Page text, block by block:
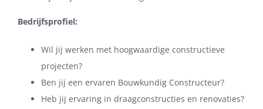
Bedrijfsprofiel:
Wil jij werken met hoogwaardige constructieve
projecten?
Ben jij een ervaren Bouwkundig Constructeur?
Heb jij ervaring in draagconstructies en renovaties?